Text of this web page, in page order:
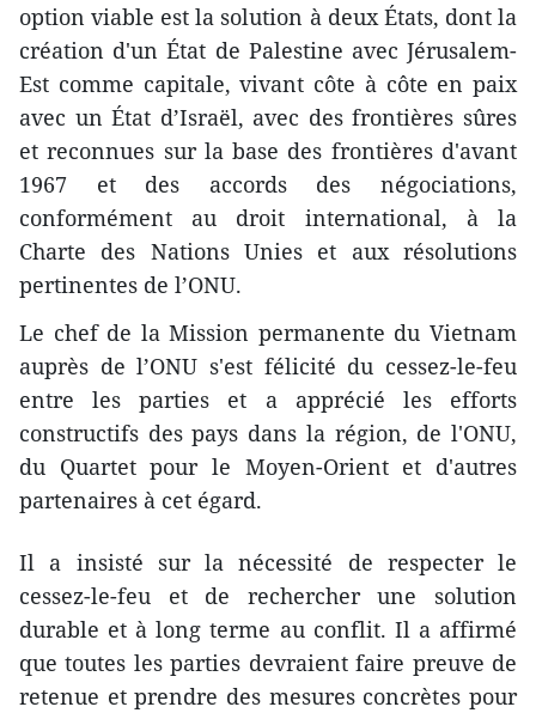
option viable est la solution à deux États, dont la
création d'un État de Palestine avec Jérusalem-
Est comme capitale, vivant côte à côte en paix
avec un État d’Israël, avec des frontières sûres
et reconnues sur la base des frontières d'avant
1967 et des accords des négociations,
conformément au droit international, à la
Charte des Nations Unies et aux résolutions
pertinentes de l’ONU.
Le chef de la Mission permanente du Vietnam
auprès de l’ONU s'est félicité du cessez-le-feu
entre les parties et a apprécié les efforts
constructifs des pays dans la région, de l'ONU,
du Quartet pour le Moyen-Orient et d'autres
partenaires à cet égard.
Il a insisté sur la nécessité de respecter le
cessez-le-feu et de rechercher une solution
durable et à long terme au conflit. Il a affirmé
que toutes les parties devraient faire preuve de
retenue et prendre des mesures concrètes pour